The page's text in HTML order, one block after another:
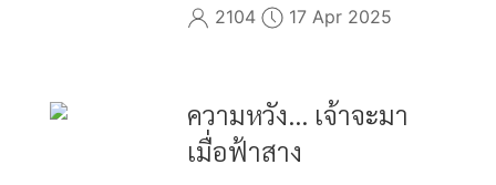
2104 17 Apr 2025
ความหวัง... เจ้าจะมา
เมื่อฟ้าสาง